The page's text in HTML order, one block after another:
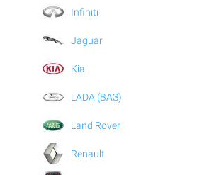
Infiniti
Jaguar
Kia
LADA (ВАЗ)
Land Rover
Renault